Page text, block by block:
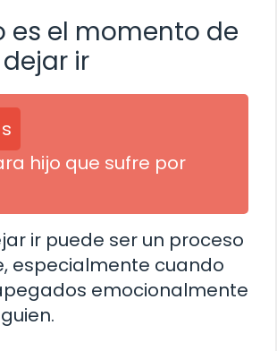
es el momento de
ir
hijo que sufre por
ir puede ser un proceso
especialmente cuando
emocionalmente